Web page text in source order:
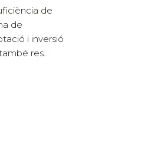
de
de
i inversió
res...